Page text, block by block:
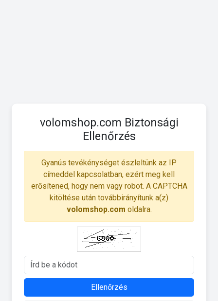
volomshop.com Biztonsági
Ellenőrzés
Gyanús tevékénységet észleltünk az IP
címeddel kapcsolatban, ezért meg kell
erősítened, hogy nem vagy robot. A CAPTCHA
kitöltése után továbbirányítunk a(z)
volomshop.com oldalra.
Ellenőrzés